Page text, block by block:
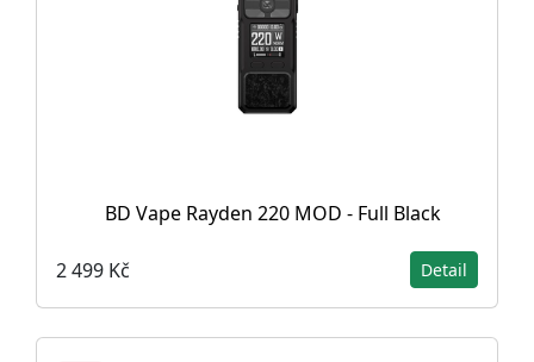
BD Vape Rayden 220 MOD - Full Black
2 499 Kč Detail